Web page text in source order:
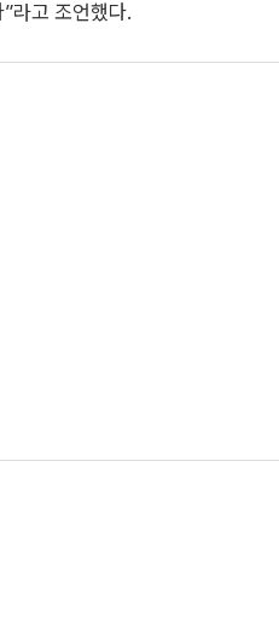
라고 조언했다.